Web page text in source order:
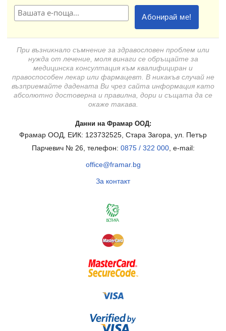
При възникнало съмнение за здравословен проблем или
нужда от лечение, моля винаги се обръщайте за
медицинска консултация към квалифициран и
правоспособен лекар или фармацевт. В никакъв случай не
възприемайте дадената Ви чрез сайта информация като
абсолютно достоверна и правилна, дори и същата да се
окаже такава.
Данни на Фрамар ООД:
Фрамар ООД, ЕИК: 123732525, Стара Загора, ул. Петър
Парчевич № 26, телефон: 0875 / 322 000, e-mail:
office@framar.bg
За контакт